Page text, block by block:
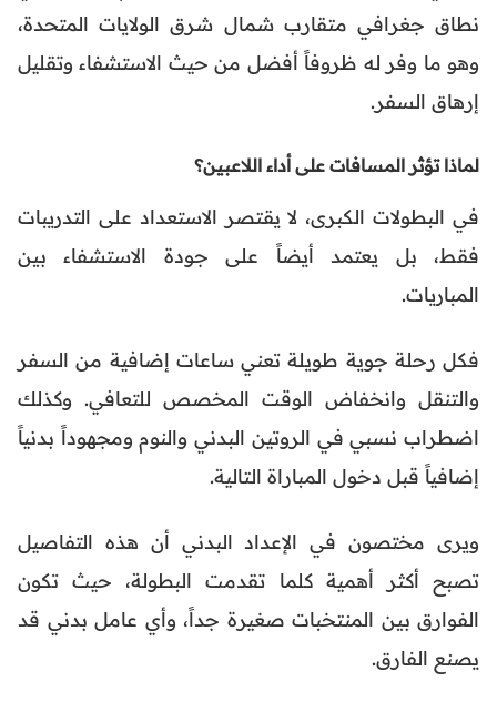
نطاق جغرافي متقارب شمال شرق الولايات المتحدة،
وهو ما وفر له ظروفاً أفضل من حيث الاستشفاء وتقليل
إرهاق السفر.
لماذا تؤثر المسافات على أداء اللاعبين؟
في البطولات الكبرى، لا يقتصر الاستعداد على التدريبات
فقط، بل يعتمد أيضاً على جودة الاستشفاء بين
المباريات.
فكل رحلة جوية طويلة تعني ساعات إضافية من السفر
والتنقل وانخفاض الوقت المخصص للتعافي. وكذلك
اضطراب نسبي في الروتين البدني والنوم ومجهوداً بدنياً
إضافياً قبل دخول المباراة التالية.
ويرى مختصون في الإعداد البدني أن هذه التفاصيل
تصبح أكثر أهمية كلما تقدمت البطولة، حيث تكون
الفوارق بين المنتخبات صغيرة جداً، وأي عامل بدني قد
يصنع الفارق.